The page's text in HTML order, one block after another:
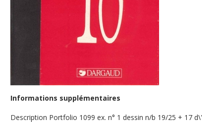
Informations supplémentaires
Description Portfolio 1099 ex. n° 1 dessin n/b 19/25 + 17 d\'